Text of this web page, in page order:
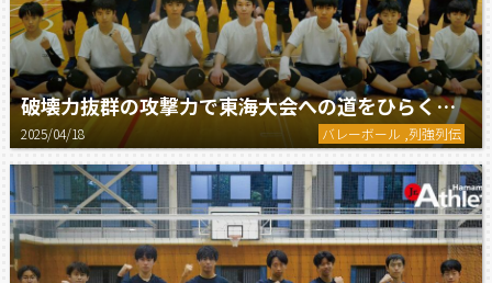
破壊力抜群の攻撃力で東海大会への道をひらく。／与進中学校男子バレーボール部
2025/04/18 バレーボール ,列強列伝